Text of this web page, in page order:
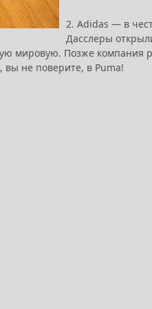
2. Adidas — в
Дасслеры
мировую. Позже компания
вы не поверите, в Puma!